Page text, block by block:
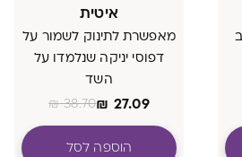
איטית
מאפשרת לתינוק לשמור על
דפוסי יניקה שנלמדו על
השד
₪ 27.09
₪38.70
הוספה לסל